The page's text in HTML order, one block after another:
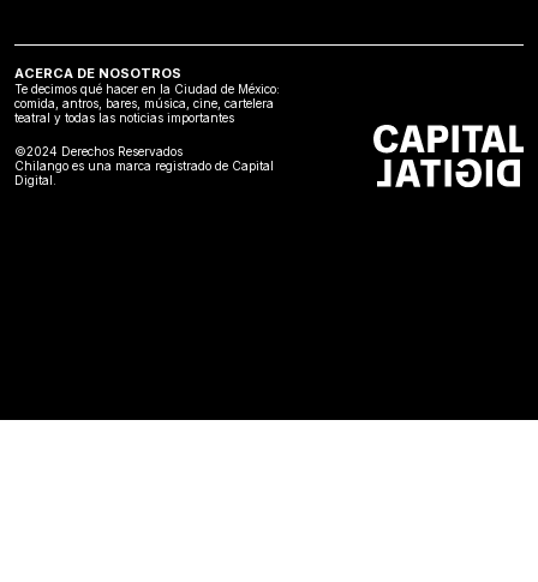
ACERCA DE NOSOTROS
Te decimos qué hacer en la Ciudad de México:
comida, antros, bares, música, cine, cartelera
teatral y todas las noticias importantes
©2024 Derechos Reservados
Chilango es una marca registrado de Capital
Digital.